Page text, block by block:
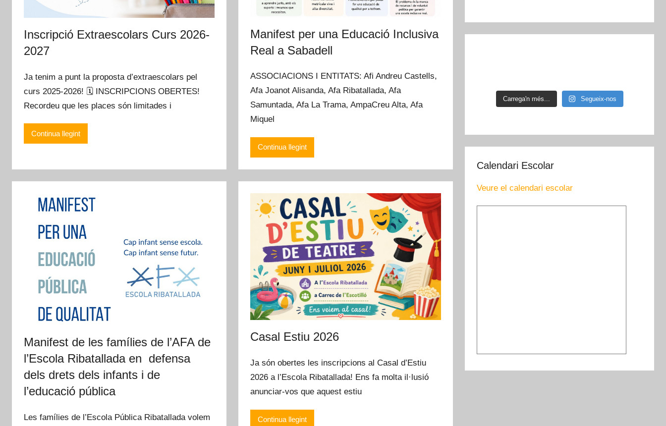
Inscripció Extraescolars Curs 2026-
2027
Ja tenim a punt la proposta d’extraescolars pel
curs 2025-2026! 🗓️ INSCRIPCIONS OBERTES!
Recordeu que les places són limitades i
Continua llegint
Manifest per una Educació Inclusiva
Real a Sabadell
ASSOCIACIONS I ENTITATS: Afi Andreu Castells,
Afa Joanot Alisanda, Afa Ribatallada, Afa
Samuntada, Afa La Trama, AmpaCreu Alta, Afa
Miquel
Continua llegint
Manifest de les famílies de l’AFA de
l’Escola Ribatallada en defensa
dels drets dels infants i de
l’educació pública
Les famílies de l’Escola Pública Ribatallada volem
Casal Estiu 2026
Ja són obertes les inscripcions al Casal d’Estiu
2026 a l’Escola Ribatallada! Ens fa molta il·lusió
anunciar-vos que aquest estiu
Continua llegint
Carrega'n més... Segueix-nos
Calendari Escolar
Veure el calendari escolar